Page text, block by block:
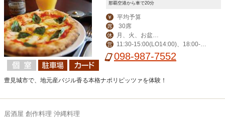
那覇空港から車で20分
￥ 平均予算
席 30席
休
年末年始、その他不
定休
営
11:30-15:00(LO14:00)、18:00-2
3:00(LO22:00)、日曜日は22:00(LO2
098-987-7552
豊見城市で、地元産バジル香る本格ナポリピッツァを体験！
居酒屋 創作料理 沖縄料理